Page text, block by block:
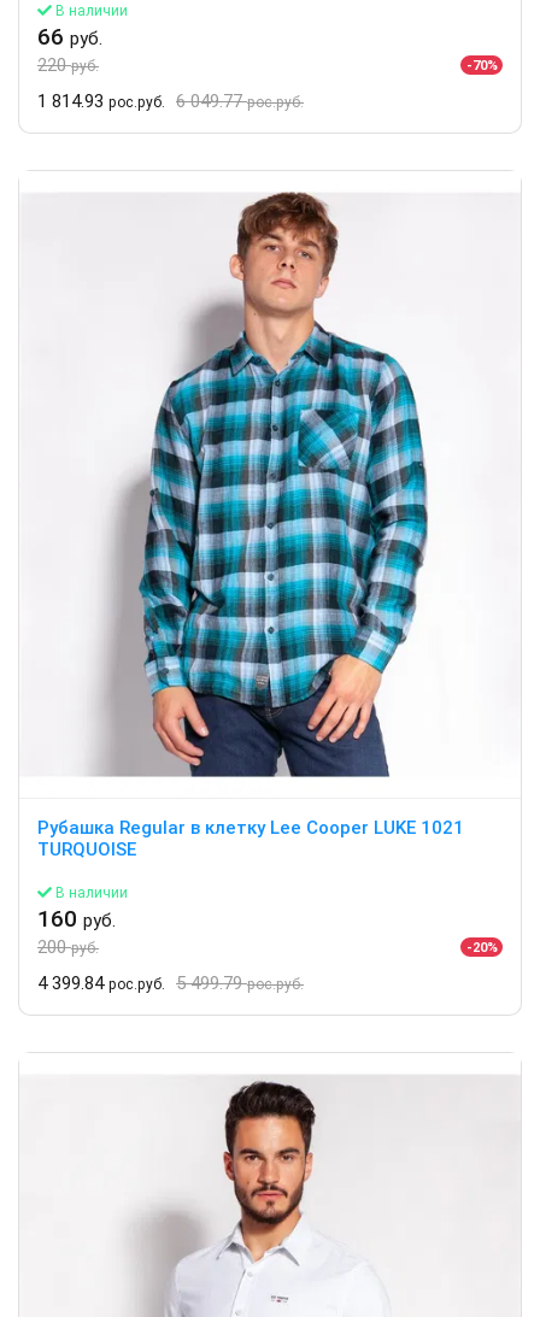
В наличии
66 руб.
220руб. -70%
1 814.93 рос.руб. 6 049.77рос.руб.
Рубашка Regular в клетку Lee Cooper LUKE 1021
TURQUOISE
В наличии
160 руб.
200руб. -20%
4 399.84 рос.руб. 5 499.79рос.руб.